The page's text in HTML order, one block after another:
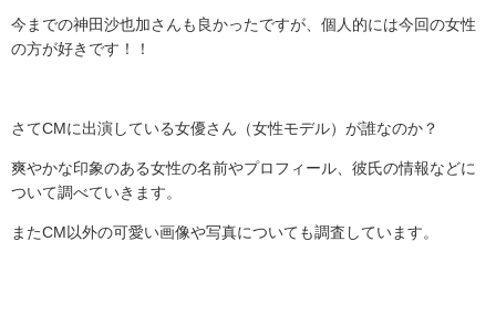
今までの神田沙也加さんも良かったですが、個人的には今回の女性
の方が好きです！！
さてCM に出演している女優さん（女性モデル）が誰なのか？
爽やかな印象のある女性の名前やプロフィール、彼氏の情報などに
ついて調べていきます。
またCM 以外の可愛い画像や写真についても調査しています。